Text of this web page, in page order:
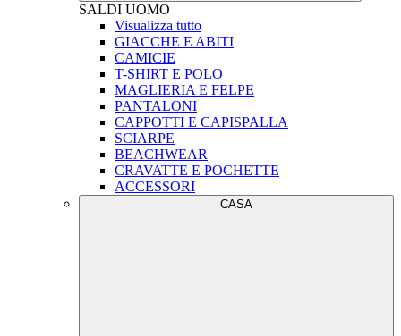
SALDI UOMO
Visualizza tutto
GIACCHE E ABITI
CAMICIE
T-SHIRT E POLO
MAGLIERIA E FELPE
PANTALONI
CAPPOTTI E CAPISPALLA
SCIARPE
BEACHWEAR
CRAVATTE E POCHETTE
ACCESSORI
CASA